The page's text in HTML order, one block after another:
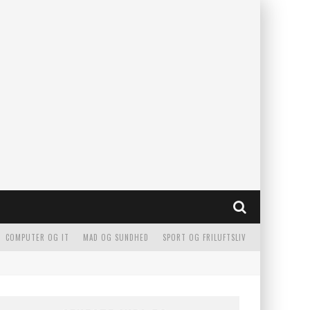
SPORT OG FRILUFTSLIV
MAD OG SUNDHED
COMPUTER OG IT